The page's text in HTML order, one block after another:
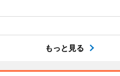
もっと見る